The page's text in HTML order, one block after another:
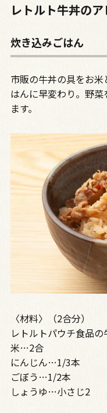
レトルト牛丼の
炊き込みごはん
市販の牛丼の具をお
はんに早変わり。野
ます。
〈材料〉（2合分）
レトルトパウチ食品
米…2合
にんじん…1/3本
ごぼう…1/2本
しょうゆ…小さじ2